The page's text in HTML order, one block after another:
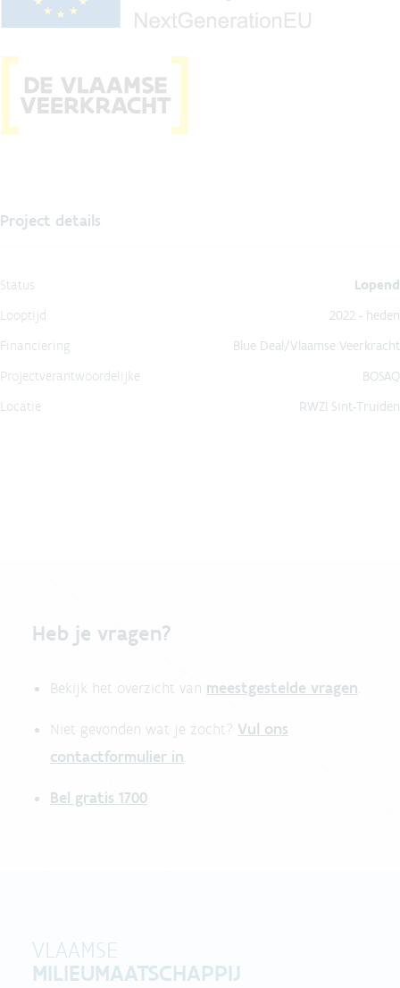
Project details
Status
Lopend
Looptijd
2022 - heden
Financiering
Blue Deal/Vlaamse Veerkracht
Projectverantwoordelijke
BOSAQ
Locatie
RWZI Sint-Truiden
Heb je vragen?
Bekijk het overzicht van meestgestelde vragen.
Niet gevonden wat je zocht? Vul ons
contactformulier in.
Bel gratis 1700
VLAAMSE
MILIEUMAATSCHAPPIJ